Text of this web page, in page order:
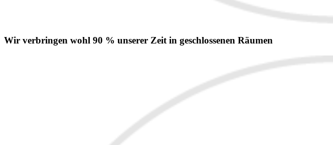
Wir verbringen wohl 90 % unserer Zeit in geschlossenen Räumen